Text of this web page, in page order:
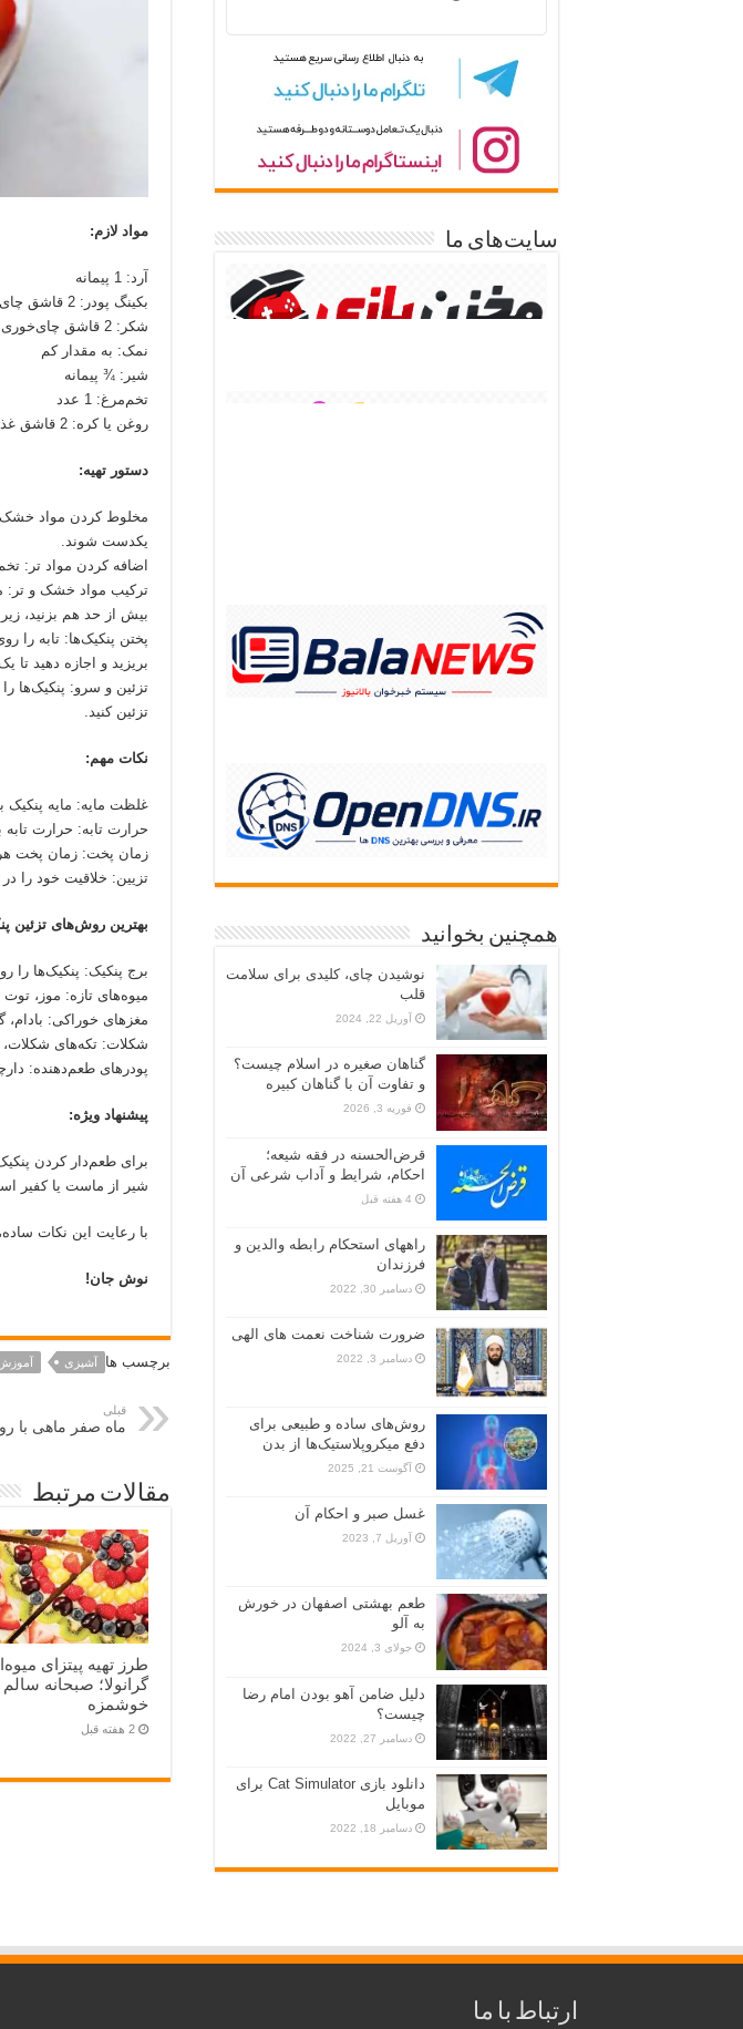
مواد لازم:
آرد: 1 پیمانه
بکینگ پودر: 2 قاشق چای‌خوری
شکر: 2 قاشق چای‌خوری
نمک: به مقدار کم
شیر: ¾ پیمانه
تخم‌مرغ: 1 عدد
روغن یا کره: 2 قاشق غذاخوری
دستور تهیه:
مخلوط کردن مواد خشک:
یکدست شوند.
اضافه کردن مواد تر:
ترکیب مواد خشک و تر:
بیش از حد هم بزنید،
پختن پنکیک‌ها: تابه را
بریزید و اجازه دهید
تزئین و سرو: پنکیک‌ها
تزئین کنید.
نکات مهم:
غلظت مایه: مایه پنکیک
حرارت تابه: حرارت
زمان پخت: زمان پخت هر طرف
تزیین: خلاقیت خود را
بهترین روش‌های تزئین
برج پنکیک: پنکیک‌ها را
میوه‌های تازه: موز، توت
مغزهای خوراکی:
شکلات: تکه‌های
پودرهای طعم‌دهنده:
پیشنهاد ویژه:
برای طعم‌دار کردن
شیر از ماست یا کفیر
با رعایت این نکات
نوش جان!
برچسب ها آشپزی
قبلی
ماه صفر ماهی با
مقالات مرتبط
طرز تهیه پیتزای
گرانولا؛ صبحانه سالم
خوشمزه
2 هفته قبل
سایت‌های ما
همچنین بخوانید
نوشیدن چای، کلیدی برای سلامت
قلب
آوریل 22, 2024
گناهان صغیره در اسلام چیست؟
و تفاوت آن با گناهان کبیره
فوریه 3, 2026
قرض‌الحسنه در فقه شیعه؛
احکام، شرایط و آداب شرعی آن
4 هفته قبل
راههای استحکام رابطه والدین و
فرزندان
دسامبر 30, 2022
ضرورت شناخت نعمت های الهی
دسامبر 3, 2022
روش‌های ساده و طبیعی برای
دفع میکروپلاستیک‌ها از بدن
آگوست 21, 2025
غسل صبر و احکام آن
آوریل 7, 2023
طعم بهشتی اصفهان در خورش
به آلو
جولای 3, 2024
دلیل ضامن آهو بودن امام رضا
چیست؟
دسامبر 27, 2022
دانلود بازی Cat Simulator برای
موبایل
دسامبر 18, 2022
ارتباط با ما